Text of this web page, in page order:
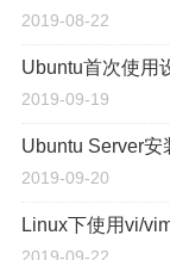
2019-08-22
Ubuntu首次使用
2019-09-19
Ubuntu Server
2019-09-20
Linux下使用vi/